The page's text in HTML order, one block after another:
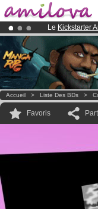
Le Kickstarter
Déjà 134393
Abonnement
Accueil > Liste Des BDs >
Favoris